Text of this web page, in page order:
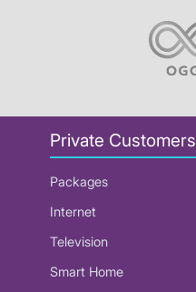
Private Customers
Packages
Internet
Television
Smart Home